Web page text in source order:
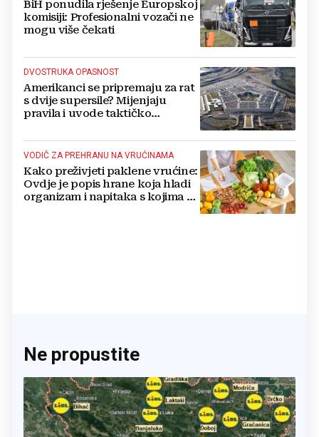
BiH ponudila rješenje Europskoj
komisiji: Profesionalni vozači ne
mogu više čekati
DVOSTRUKA OPASNOST
Amerikanci se pripremaju za rat
s dvije supersile? Mijenjaju
pravila i uvode taktičko
VODIČ ZA PREHRANU NA VRUĆINAMA
Kako preživjeti paklene vrućine:
Ovdje je popis hrane koja hladi
organizam i napitaka s kojima si
Ne propustite